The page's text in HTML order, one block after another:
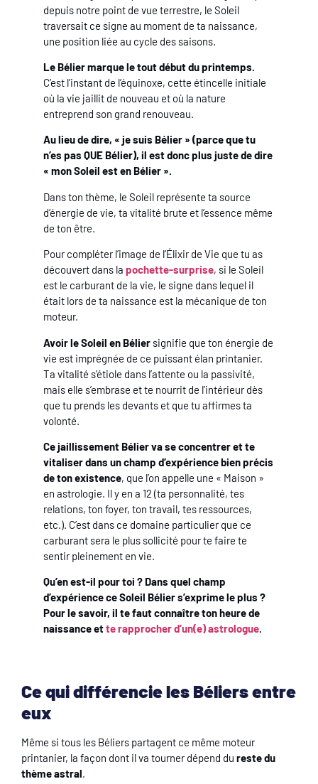
depuis notre point de vue terrestre, le Soleil
traversait ce signe au moment de ta naissance,
une position liée au cycle des saisons.
Le Bélier marque le tout début du printemps.
C’est l’instant de l’équinoxe, cette étincelle initiale
où la vie jaillit de nouveau et où la nature
entreprend son grand renouveau.
Au lieu de dire, « je suis Bélier » (parce que tu
n’es pas QUE Bélier), il est donc plus juste de dire
« mon Soleil est en Bélier ».
Dans ton thème, le Soleil représente ta source
d’énergie de vie, ta vitalité brute et l’essence même
de ton être.
Pour compléter l’image de l’Élixir de Vie que tu as
découvert dans lapochette-surprise, si le Soleil
est le carburant de la vie, le signe dans lequel il
était lors de ta naissance est la mécanique de ton
moteur.
Avoir le Soleil en Bélier signifie que ton énergie de
vie est imprégnée de ce puissant élan printanier.
Ta vitalité s’étiole dans l’attente ou la passivité,
mais elle s’embrase et te nourrit de l’intérieur dès
que tu prends les devants et que tu affirmes ta
volonté.
Ce jaillissement Bélier va se concentrer et te
vitaliser dans un champ d’expérience bien précis
de ton existence, que l’on appelle une « Maison »
en astrologie. Il y en a 12 (ta personnalité, tes
relations, ton foyer, ton travail, tes ressources,
etc.). C’est dans ce domaine particulier que ce
carburant sera le plus sollicité pour te faire te
sentir pleinement en vie.
Qu’en est-il pour toi ? Dans quel champ
d’expérience ce Soleil Bélier s’exprime le plus ?
Pour le savoir, il te faut connaître ton heure de
naissance ette rapprocher d’un(e) astrologue.
Ce qui différencie les Béliers entre
eux
Même si tous les Béliers partagent ce même moteur
printanier, la façon dont il va tourner dépend du reste du
thème astral.